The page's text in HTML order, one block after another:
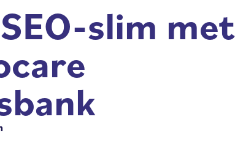
slim met